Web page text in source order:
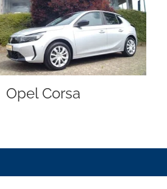
Opel Corsa